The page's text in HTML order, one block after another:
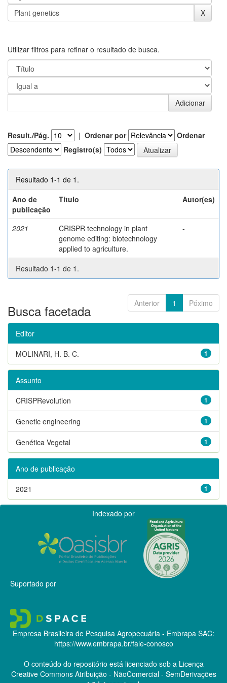
Utilizar filtros para refinar o resultado de busca.
Result./Pág. | Ordenar por
Ordenar
Registro(s)
Resultado 1-1 de 1.
Ano de
publicação
Título Autor(es)
2021
CRISPR technology in plant
genome editing: biotechnology
applied to agriculture.
-
Resultado 1-1 de 1.
Anterior 1 Póximo
Busca facetada
Editor
1
MOLINARI, H. B. C.
Assunto
1
CRISPRevolution
1
Genetic engineering
1
Genética Vegetal
Ano de publicação
1
2021
Indexado por
Suportado por
Empresa Brasileira de Pesquisa Agropecuária - Embrapa SAC:
https://www.embrapa.br/fale-conosco
O conteúdo do repositório está licenciado sob a Licença
Creative CommonsAtribuição - NãoComercial - SemDerivações